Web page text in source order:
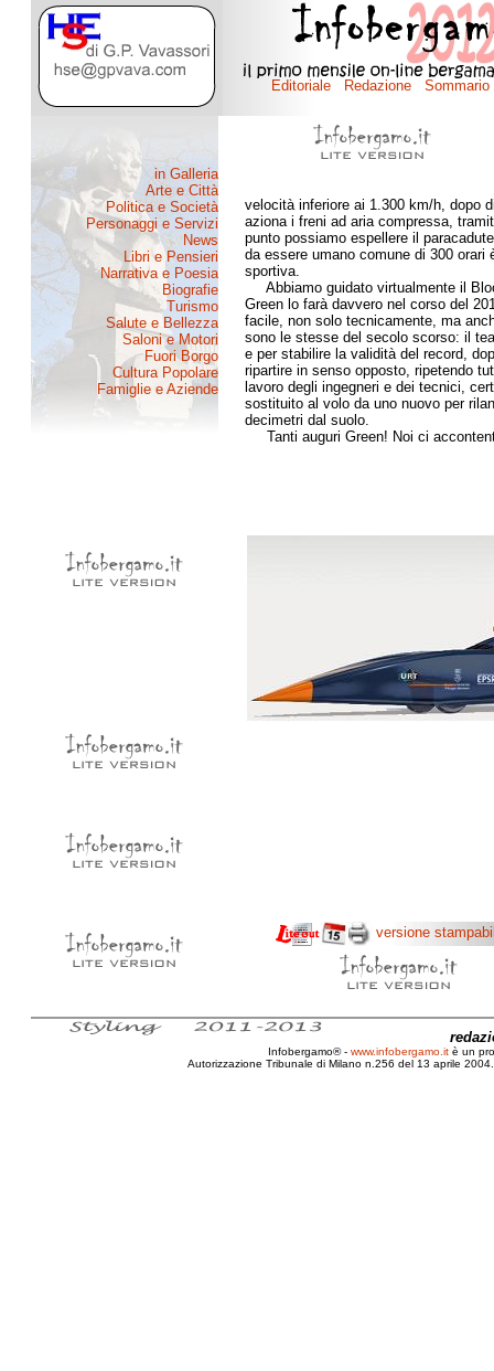
velocità inferiore ai 1.300 km/h, dopo
aziona i freni ad aria compressa,
punto possiamo espellere il
da essere umano comune di 300 orari
sportiva.
Abbiamo guidato virtualmente il
Green lo farà davvero nel corso del
facile, non solo tecnicamente, ma
sono le stesse del secolo scorso: il
e per stabilire la validità del record,
ripartire in senso opposto, ripetendo
lavoro degli ingegneri e dei tecnici,
sostituito al volo da uno nuovo per
decimetri dal suolo.
Tanti auguri Green! Noi ci
versione
Infobergamo® - www.infobergamo.it è un
Autorizzazione Tribunale di Milano n.256 del 13 aprile